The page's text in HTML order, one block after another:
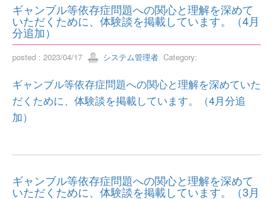
ギャンブル等依存症問題への関心と理解を深めて
いただくために、体験談を掲載しています。（4月
分追加）
posted : 2023/04/17 システム管理者 Category:
ギャンブル等依存症問題への関心と理解を深めていた
だくために、体験談を掲載しています。（4月分追
加）
ギャンブル等依存症問題への関心と理解を深めて
いただくために、体験談を掲載しています。（3月